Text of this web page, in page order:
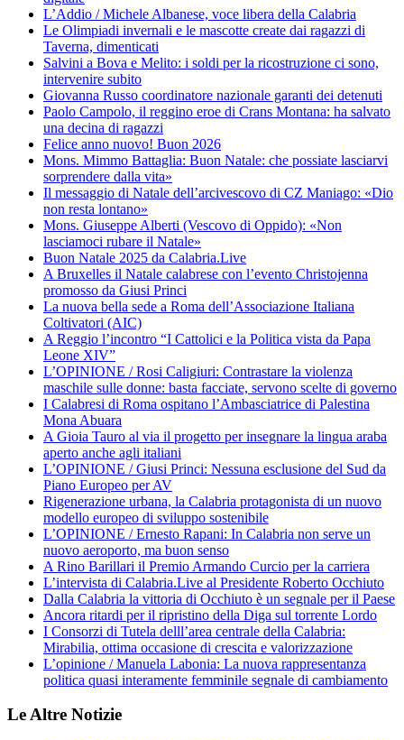
L’Addio / Michele Albanese, voce libera della Calabria
Le Olimpiadi invernali e le mascotte create dai ragazzi di
Taverna, dimenticati
Salvini a Bova e Melito: i soldi per la ricostruzione ci sono,
intervenire subito
Giovanna Russo coordinatore nazionale garanti dei detenuti
Paolo Campolo, il reggino eroe di Crans Montana: ha salvato
una decina di ragazzi
Felice anno nuovo! Buon 2026
Mons. Mimmo Battaglia: Buon Natale: che possiate lasciarvi
sorprendere dalla vita»
Il messaggio di Natale dell’arcivescovo di CZ Maniago: «Dio
non resta lontano»
Mons. Giuseppe Alberti (Vescovo di Oppido): «Non
lasciamoci rubare il Natale»
Buon Natale 2025 da Calabria.Live
A Bruxelles il Natale calabrese con l’evento Christojenna
promosso da Giusi Princi
La nuova bella sede a Roma dell’Associazione Italiana
Coltivatori (AIC)
A Reggio l’incontro “I Cattolici e la Politica vista da Papa
Leone XIV”
L’OPINIONE / Rosi Caligiuri: Contrastare la violenza
maschile sulle donne: basta facciate, servono scelte di governo
I Calabresi di Roma ospitano l’Ambasciatrice di Palestina
Mona Abuara
A Gioia Tauro al via il progetto per insegnare la lingua araba
aperto anche agli italiani
L’OPINIONE / Giusi Princi: Nessuna esclusione del Sud da
Piano Europeo per AV
Rigenerazione urbana, la Calabria protagonista di un nuovo
modello europeo di sviluppo sostenibile
L’OPINIONE / Ernesto Rapani: In Calabria non serve un
nuovo aeroporto, ma buon senso
A Rino Barillari il Premio Armando Curcio per la carriera
L’intervista di Calabria.Live al Presidente Roberto Occhiuto
Dalla Calabria la vittoria di Occhiuto è un segnale per il Paese
Ancora ritardi per il ripristino della Diga sul torrente Lordo
I Consorzi di Tutela delll’area centrale della Calabria:
Mirabilia, ottima occasione di crescita e valorizzazione
L’opinione / Manuela Labonia: La nuova rappresentanza
politica quasi interamente femminile segnale di cambiamento
Le Altre Notizie